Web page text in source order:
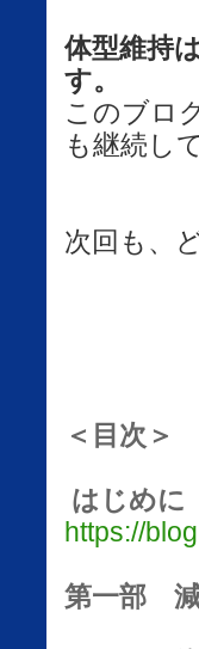
体型維持
す。
このブロ
も継続し
次回も、
＜目次＞
はじめに
https://
第一部